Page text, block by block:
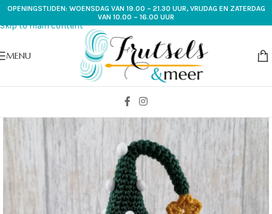
Skip to navigation
Skip to main content
OPENINGSTIJDEN: WOENSDAG VAN 19.00 – 21.30 UUR, VRIJDAG EN ZATERDAG
VAN 10.00 – 16.00 UUR
MENU